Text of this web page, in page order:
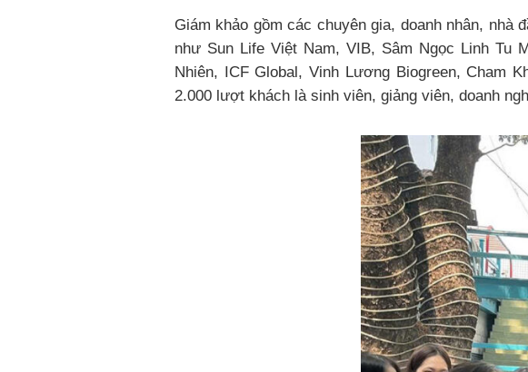
Giám khảo gồm các chuyên gia, doanh nhân, nhà
như Sun Life Việt Nam, VIB, Sâm Ngọc Linh Tu
Nhiên, ICF Global, Vinh Lương Biogreen, Cham
2.000 lượt khách là sinh viên, giảng viên, doanh